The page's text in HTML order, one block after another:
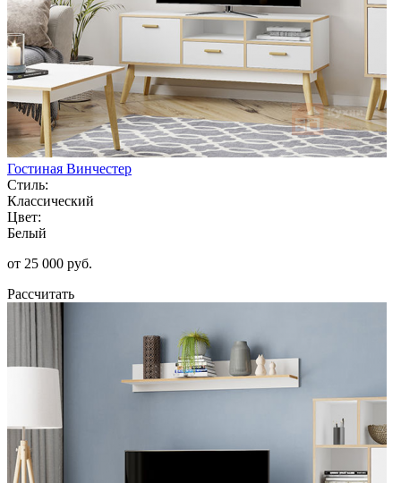
Гостиная Винчестер
Стиль:
Классический
Цвет:
Белый
от 25 000 руб.
Рассчитать